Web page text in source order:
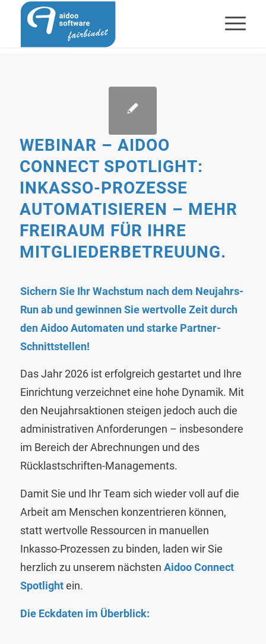
WEBINAR – AIDOO
CONNECT SPOTLIGHT:
INKASSO-PROZESSE
AUTOMATISIEREN – MEHR
FREIRAUM FÜR IHRE
MITGLIEDERBETREUUNG.
Sichern Sie Ihr Wachstum nach dem Neujahrs-
Run ab und gewinnen Sie wertvolle Zeit durch
den Aidoo Automaten und starke Partner-
Schnittstellen!
Das Jahr 2026 ist erfolgreich gestartet und Ihre
Einrichtung verzeichnet eine hohe Dynamik. Mit
den Neujahrsaktionen steigen jedoch auch die
administrativen Anforderungen – insbesondere
im Bereich der Abrechnungen und des
Rücklastschriften-Managements.
Damit Sie und Ihr Team sich wieder voll auf die
Arbeit am Menschen konzentrieren können,
statt wertvolle Ressourcen in manuellen
Inkasso-Prozessen zu binden, laden wir Sie
herzlich zu unserem nächsten Aidoo Connect
Spotlightein.
Die Eckdaten im Überblick: